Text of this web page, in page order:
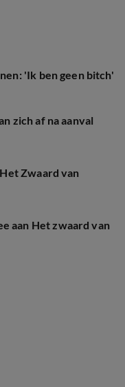
'Ik ben geen bitch'
zich af na aanval
Zwaard van
aan Het zwaard van